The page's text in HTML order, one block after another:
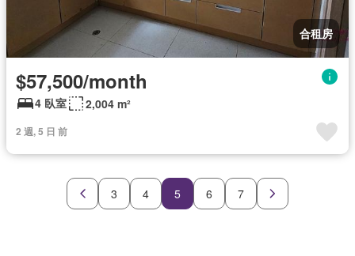
合租房
$57,500/month
4 臥室 2,004 m²
2 週, 5 日 前
3 4 5 6 7